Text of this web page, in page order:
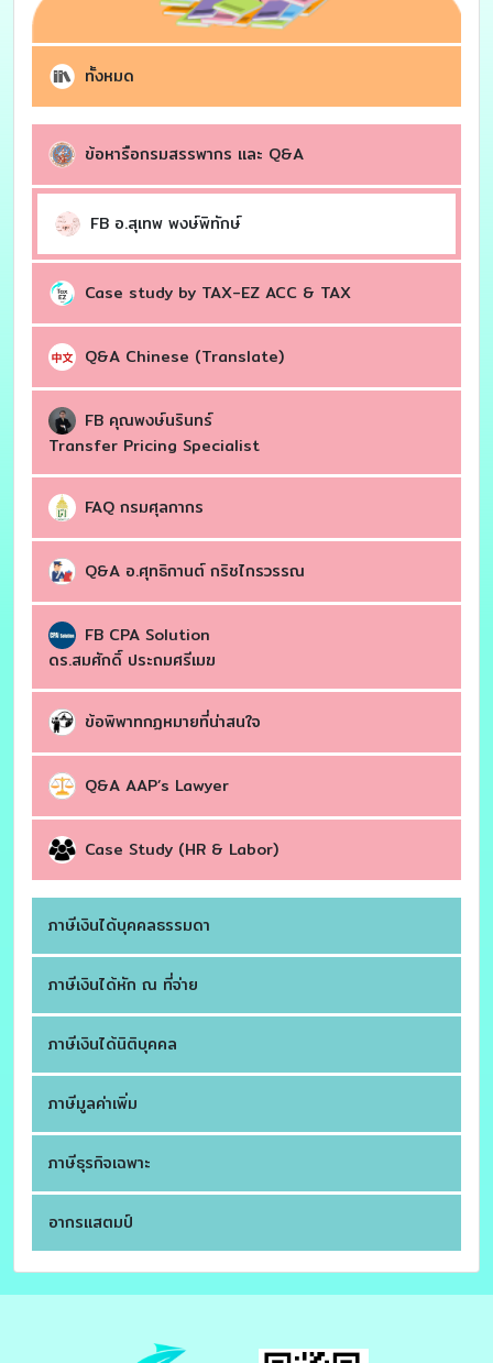
ทั้งหมด
ข้อหารือกรมสรรพากร เเละ Q&A
FB อ.สุเทพ พงษ์พิทักษ์
Case study by TAX-EZ ACC & TAX
Q&A Chinese (Translate)
FB คุณพงษ์นรินทร์
Transfer Pricing Specialist
FAQ กรมศุลกากร
Q&A อ.ศุทธิกานต์ กริชไกรวรรณ
FB CPA Solution
ดร.สมศักดิ์ ประถมศรีเมฆ
ข้อพิพาทกฏหมายที่น่าสนใจ
Q&A AAP’s Lawyer
Case Study (HR & Labor)
ภาษีเงินได้บุคคลธรรมดา
ภาษีเงินได้หัก ณ ที่จ่าย
ภาษีเงินได้นิติบุคคล
ภาษีมูลค่าเพิ่ม
ภาษีธุรกิจเฉพาะ
อากรแสตมป์